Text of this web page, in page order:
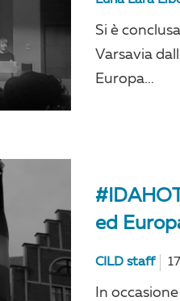
Si è
Varsavia
Europa...
ed
CILD staff
In